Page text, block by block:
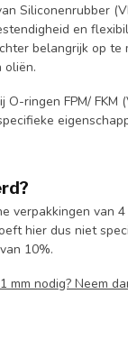
Siliconenrubber
en
belangrijk op
oliën.
ringen FPM/
verpakkingen van
hier dus niet
10%.
nodig? Neem